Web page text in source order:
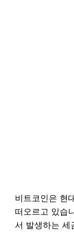
비트코인은 현
떠오르고 있습
서 발생하는 세